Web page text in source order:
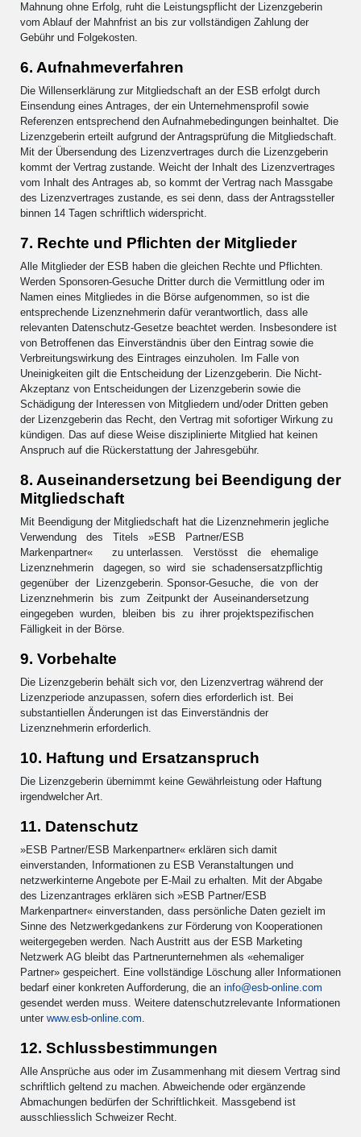
Mahnung ohne Erfolg, ruht die Leistungspflicht der Lizenzgeberin
vom Ablauf der Mahnfrist an bis zur vollständigen Zahlung der
Gebühr und Folgekosten.
6. Aufnahmeverfahren
Die Willenserklärung zur Mitgliedschaft an der ESB erfolgt durch
Einsendung eines Antrages, der ein Unternehmensprofil sowie
Referenzen entsprechend den Aufnahmebedingungen beinhaltet. Die
Lizenzgeberin erteilt aufgrund der Antragsprüfung die Mitgliedschaft.
Mit der Übersendung des Lizenzvertrages durch die Lizenzgeberin
kommt der Vertrag zustande. Weicht der Inhalt des Lizenzvertrages
vom Inhalt des Antrages ab, so kommt der Vertrag nach Massgabe
des Lizenzvertrages zustande, es sei denn, dass der Antragssteller
binnen 14 Tagen schriftlich widerspricht.
7. Rechte und Pflichten der Mitglieder
Alle Mitglieder der ESB haben die gleichen Rechte und Pflichten.
Werden Sponsoren-Gesuche Dritter durch die Vermittlung oder im
Namen eines Mitgliedes in die Börse aufgenommen, so ist die
entsprechende Lizenznehmerin dafür verantwortlich, dass alle
relevanten Datenschutz-Gesetze beachtet werden. Insbesondere ist
von Betroffenen das Einverständnis über den Eintrag sowie die
Verbreitungswirkung des Eintrages einzuholen. Im Falle von
Uneinigkeiten gilt die Entscheidung der Lizenzgeberin. Die Nicht-
Akzeptanz von Entscheidungen der Lizenzgeberin sowie die
Schädigung der Interessen von Mitgliedern und/oder Dritten geben
der Lizenzgeberin das Recht, den Vertrag mit sofortiger Wirkung zu
kündigen. Das auf diese Weise disziplinierte Mitglied hat keinen
Anspruch auf die Rückerstattung der Jahresgebühr.
8. Auseinandersetzung bei Beendigung der
Mitgliedschaft
Mit Beendigung der Mitgliedschaft hat die Lizenznehmerin jegliche
Verwendung des Titels »ESB Partner/ESB
Markenpartner« zu unterlassen. Verstösst die ehemalige
Lizenznehmerin dagegen, so wird sie schadensersatzpflichtig
gegenüber der Lizenzgeberin. Sponsor-Gesuche, die von der
Lizenznehmerin bis zum Zeitpunkt der Auseinandersetzung
eingegeben wurden, bleiben bis zu ihrer projektspezifischen
Fälligkeit in der Börse.
9. Vorbehalte
Die Lizenzgeberin behält sich vor, den Lizenzvertrag während der
Lizenzperiode anzupassen, sofern dies erforderlich ist. Bei
substantiellen Änderungen ist das Einverständnis der
Lizenznehmerin erforderlich.
10. Haftung und Ersatzanspruch
Die Lizenzgeberin übernimmt keine Gewährleistung oder Haftung
irgendwelcher Art.
11. Datenschutz
»ESB Partner/ESB Markenpartner« erklären sich damit
einverstanden, Informationen zu ESB Veranstaltungen und
netzwerkinterne Angebote per E-Mail zu erhalten. Mit der Abgabe
des Lizenzantrages erklären sich »ESB Partner/ESB
Markenpartner« einverstanden, dass persönliche Daten gezielt im
Sinne des Netzwerkgedankens zur Förderung von Kooperationen
weitergegeben werden. Nach Austritt aus der ESB Marketing
Netzwerk AG bleibt das Partnerunternehmen als «ehemaliger
Partner» gespeichert. Eine vollständige Löschung aller Informationen
bedarf einer konkreten Aufforderung, die an info@esb-online.com
gesendet werden muss. Weitere datenschutzrelevante Informationen
unter www.esb-online.com
12. Schlussbestimmungen
Alle Ansprüche aus oder im Zusammenhang mit diesem Vertrag sind
schriftlich geltend zu machen. Abweichende oder ergänzende
Abmachungen bedürfen der Schriftlichkeit. Massgebend ist
ausschliesslich Schweizer Recht.